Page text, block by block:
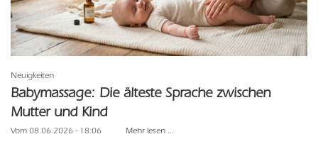
Neuigkeiten
Babymassage: Die älteste Sprache zwischen
Mutter und Kind
Vom 08.06.2026 - 18:06 Mehr lesen ...